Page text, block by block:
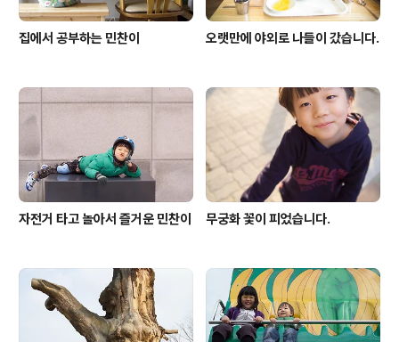
집에서 공부하는 민찬이 오랫만에 야외로 나들이 갔습니다.
자전거 타고 놀아서 즐거운 민찬이 무궁화 꽃이 피었습니다.